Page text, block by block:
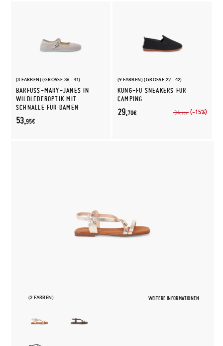
(3 FARBEN) (GRÖSSE 36 - 41)
BARFUSS-MARY-JANES IN W
ILDLEDEROPTIK MIT S
CHNALLE FÜR DAMEN
53,95€
(9 FARBEN) (GRÖSSE 22 - 42)
KUNG-FU SNEAKERS FÜR
CAMPING
34,95€ (-15%)
29,70€
(2 FARBEN) WEITERE INFORMATIONEN